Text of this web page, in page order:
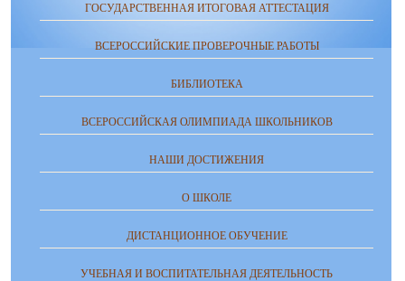
ГОСУДАРСТВЕННАЯ ИТОГОВАЯ АТТЕСТАЦИЯ
ВСЕРОССИЙСКИЕ ПРОВЕРОЧНЫЕ РАБОТЫ
БИБЛИОТЕКА
ВСЕРОССИЙСКАЯ ОЛИМПИАДА ШКОЛЬНИКОВ
НАШИ ДОСТИЖЕНИЯ
О ШКОЛЕ
ДИСТАНЦИОННОЕ ОБУЧЕНИЕ
УЧЕБНАЯ И ВОСПИТАТЕЛЬНАЯ ДЕЯТЕЛЬНОСТЬ